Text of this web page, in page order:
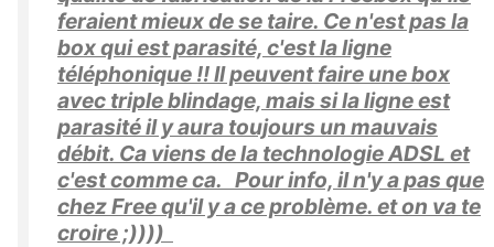
feraient mieux de se taire. Ce n'est pas la
box qui est parasité, c'est la ligne
téléphonique !! Il peuvent faire une box
avec triple blindage, mais si la ligne est
parasité il y aura toujours un mauvais
débit. Ca viens de la technologie ADSL et
c'est comme ca. Pour info, il n'y a pas que
chez Free qu'il y a ce problème. et on va te
croire ;))))